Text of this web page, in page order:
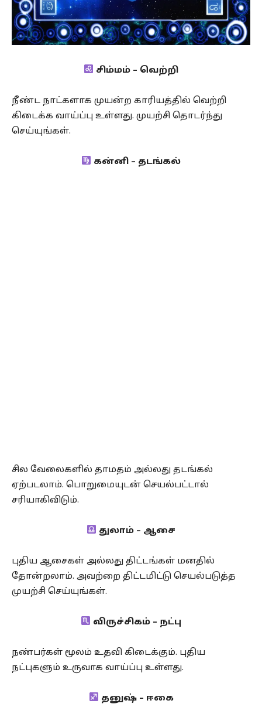
சிம்மம் – வெற்றி
நீண்ட நாட்களாக முயன்ற காரியத்தில் வெற்றி
கிடைக்க வாய்ப்பு உள்ளது. முயற்சி தொடர்ந்து
செய்யுங்கள்.
கன்னி – தடங்கல்
சில வேலைகளில் தாமதம் அல்லது தடங்கல்
ஏற்படலாம். பொறுமையுடன் செயல்பட்டால்
சரியாகிவிடும்.
துலாம் – ஆசை
புதிய ஆசைகள் அல்லது திட்டங்கள் மனதில்
தோன்றலாம். அவற்றை திட்டமிட்டு செயல்படுத்த
முயற்சி செய்யுங்கள்.
விருச்சிகம் – நட்பு
நண்பர்கள் மூலம் உதவி கிடைக்கும். புதிய
நட்புகளும் உருவாக வாய்ப்பு உள்ளது.
தனுஷ் – ஈகை